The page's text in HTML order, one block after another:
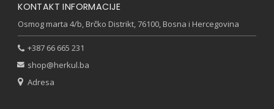
KONTAKT INFORMACIJE
Osmog marta 4/b, Brčko Distrikt, 76100, Bosna i Hercegovina
+387 66 665 231
shop@herkul.ba
Adresa